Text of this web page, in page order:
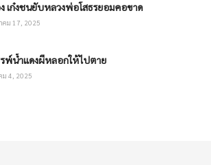
เก๋งชนยับหลวงพ่อโสธรยอมคอขาด
คม 17, 2025
พ์น้ำแดงผีหลอกให้ไปตาย
ม 4, 2025